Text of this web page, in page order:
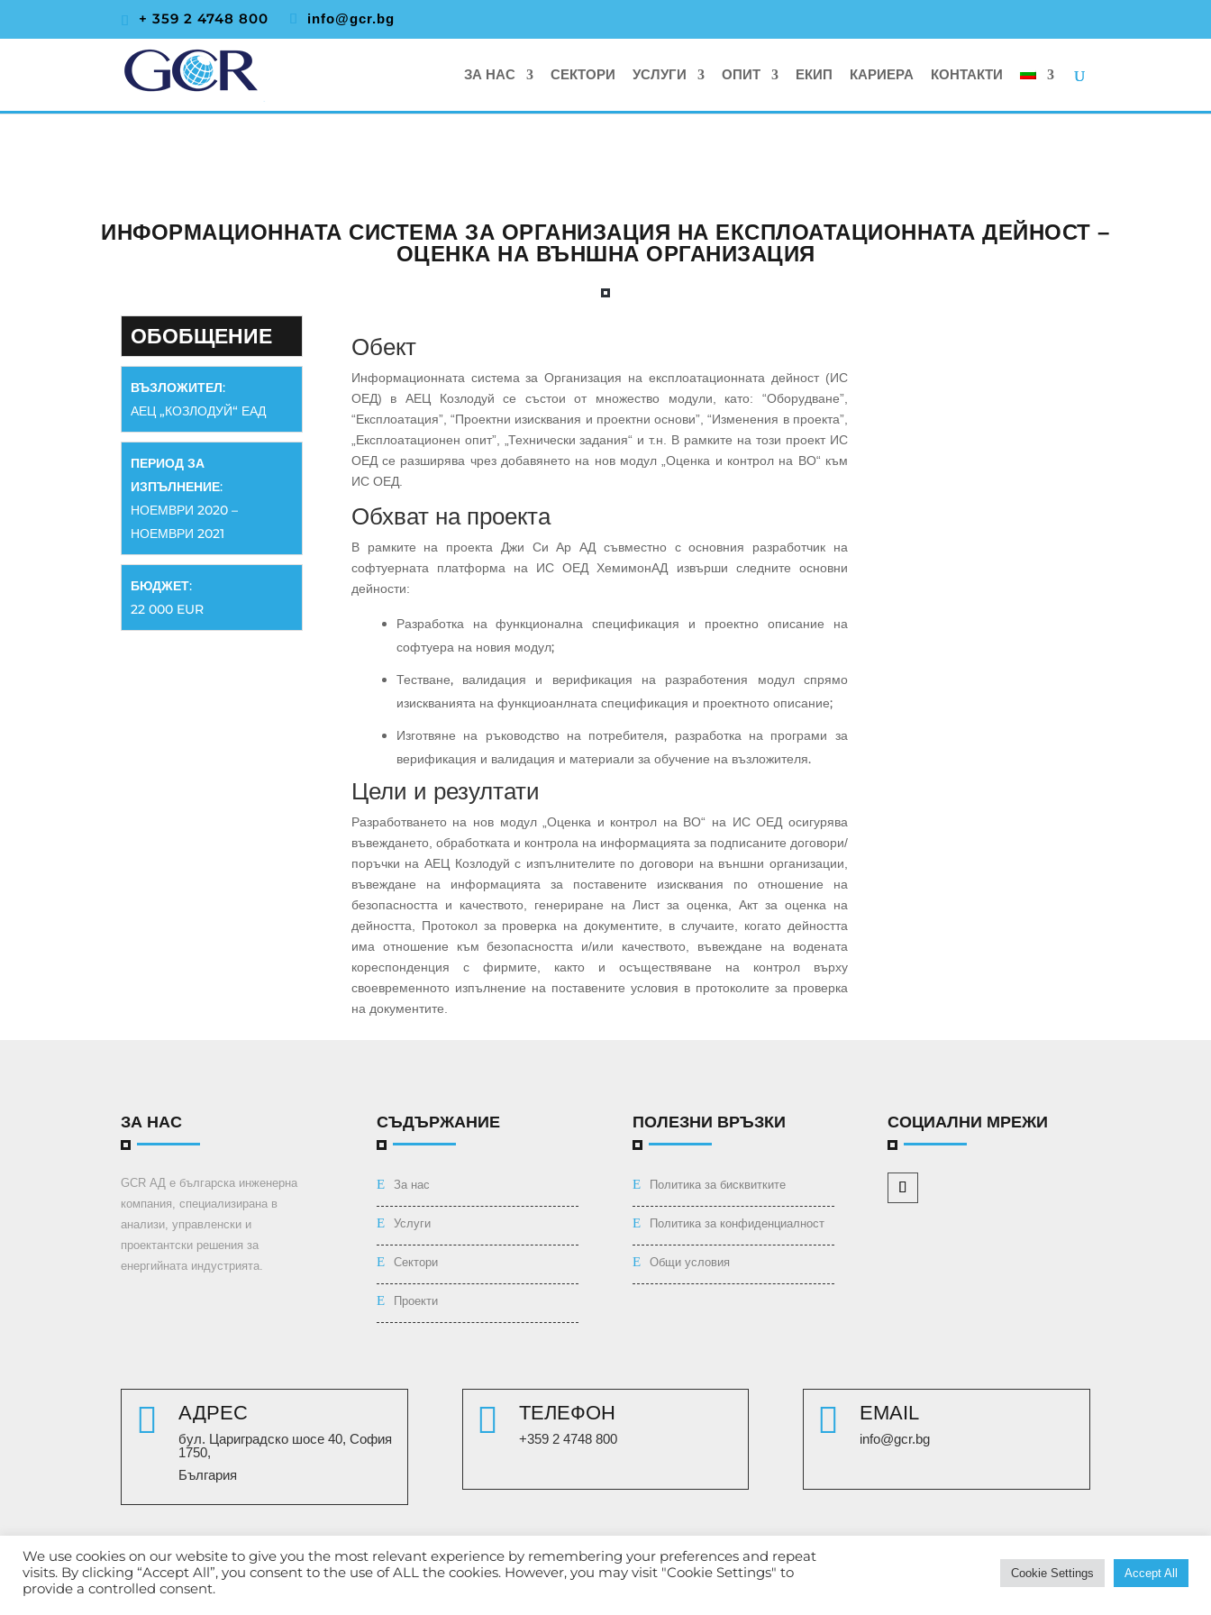
+ 359 2 4748 800 info@gcr.bg
ЗА НАС СЕКТОРИ УСЛУГИ ОПИТ ЕКИП КАРИЕРА КОНТАКТИ
ИНФОРМАЦИОННАТА СИСТЕМА ЗА ОРГАНИЗАЦИЯ НА ЕКСПЛОАТАЦИОННАТА ДЕЙНОСТ –
ОЦЕНКА НА ВЪНШНА ОРГАНИЗАЦИЯ
ОБОБЩЕНИЕ
ВЪЗЛОЖИТЕЛ:
АЕЦ „КОЗЛОДУЙ“ ЕАД
ПЕРИОД ЗА
ИЗПЪЛНЕНИЕ:
НОЕМВРИ 2020 –
НОЕМВРИ 2021
БЮДЖЕТ:
22 000 EUR
Обект
Информационната система за Организация на експлоатационната дейност (ИС
ОЕД) в АЕЦ Козлодуй се състои от множество модули, като: “Оборудване”,
“Експлоатация”, “Проектни изисквания и проектни основи”, “Изменения в проекта”,
„Експлоатационен опит”, „Технически задания“ и т.н. В рамките на този проект ИС
ОЕД се разширява чрез добавянето на нов модул „Оценка и контрол на ВО“ към
ИС ОЕД.
Обхват на проекта
В рамките на проекта Джи Си Ар АД съвместно с основния разработчик на
софтуерната платформа на ИС ОЕД ХемимонАД извърши следните основни
дейности:
Разработка на функционална спецификация и проектно описание на
софтуера на новия модул;
Тестване, валидация и верификация на разработения модул спрямо
изискванията на функциоанлната спецификация и проектното описание;
Изготвяне на ръководство на потребителя, разработка на програми за
верификация и валидация и материали за обучение на възложителя.
Цели и резултати
Разработването на нов модул „Оценка и контрол на ВО“ на ИС ОЕД осигурява
въвеждането, обработката и контрола на информацията за подписаните договори/
поръчки на АЕЦ Козлодуй с изпълнителите по договори на външни организации,
въвеждане на информацията за поставените изисквания по отношение на
безопасността и качеството, генериране на Лист за оценка, Акт за оценка на
дейността, Протокол за проверка на документите, в случаите, когато дейността
има отношение към безопасността и/или качеството, въвеждане на водената
кореспонденция с фирмите, както и осъществяване на контрол върху
своевременното изпълнение на поставените условия в протоколите за проверка
на документите.
ЗА НАС
GCR АД е българска инженерна
компания, специализирана в
анализи, управленски и
проектантски решения за
енергийната индустрията.
СЪДЪРЖАНИЕ
За нас
Услуги
Сектори
Проекти
ПОЛЕЗНИ ВРЪЗКИ
Политика за бисквитките
Политика за конфиденциалност
Общи условия
СОЦИАЛНИ МРЕЖИ
 АДРЕС
бул. Цариградско шосе 40, София
1750,
България
 ТЕЛЕФОН
+359 2 4748 800  EMAIL
info@gcr.bg
We use cookies on our website to give you the most relevant experience by remembering your preferences and repeat
visits. By clicking “Accept All”, you consent to the use of ALL the cookies. However, you may visit "Cookie Settings" to
provide a controlled consent.
Cookie Settings Accept All